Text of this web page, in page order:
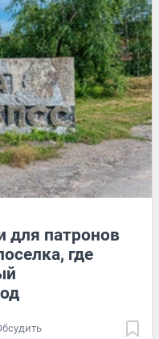
для патронов
где